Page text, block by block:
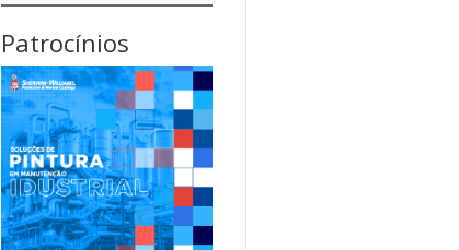
Patrocínios